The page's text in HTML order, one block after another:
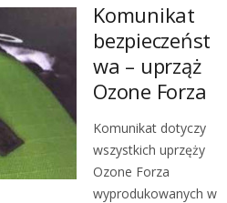
Komunikat
bezpieczeńst
wa – uprząż
Ozone Forza
Komunikat dotyczy
wszystkich uprzęży
Ozone Forza
wyprodukowanych w